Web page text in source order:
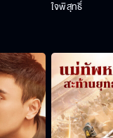
ใจพิสุทธิ์